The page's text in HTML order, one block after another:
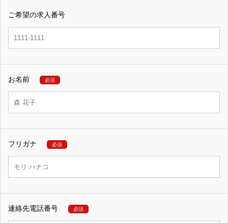
ご希望の求人番号
お名前 必須
フリガナ 必須
連絡先電話番号 必須